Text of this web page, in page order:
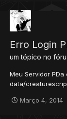
Erro Login
um tópico no
Meu Servidor
data/
1!
Março 4, 2014